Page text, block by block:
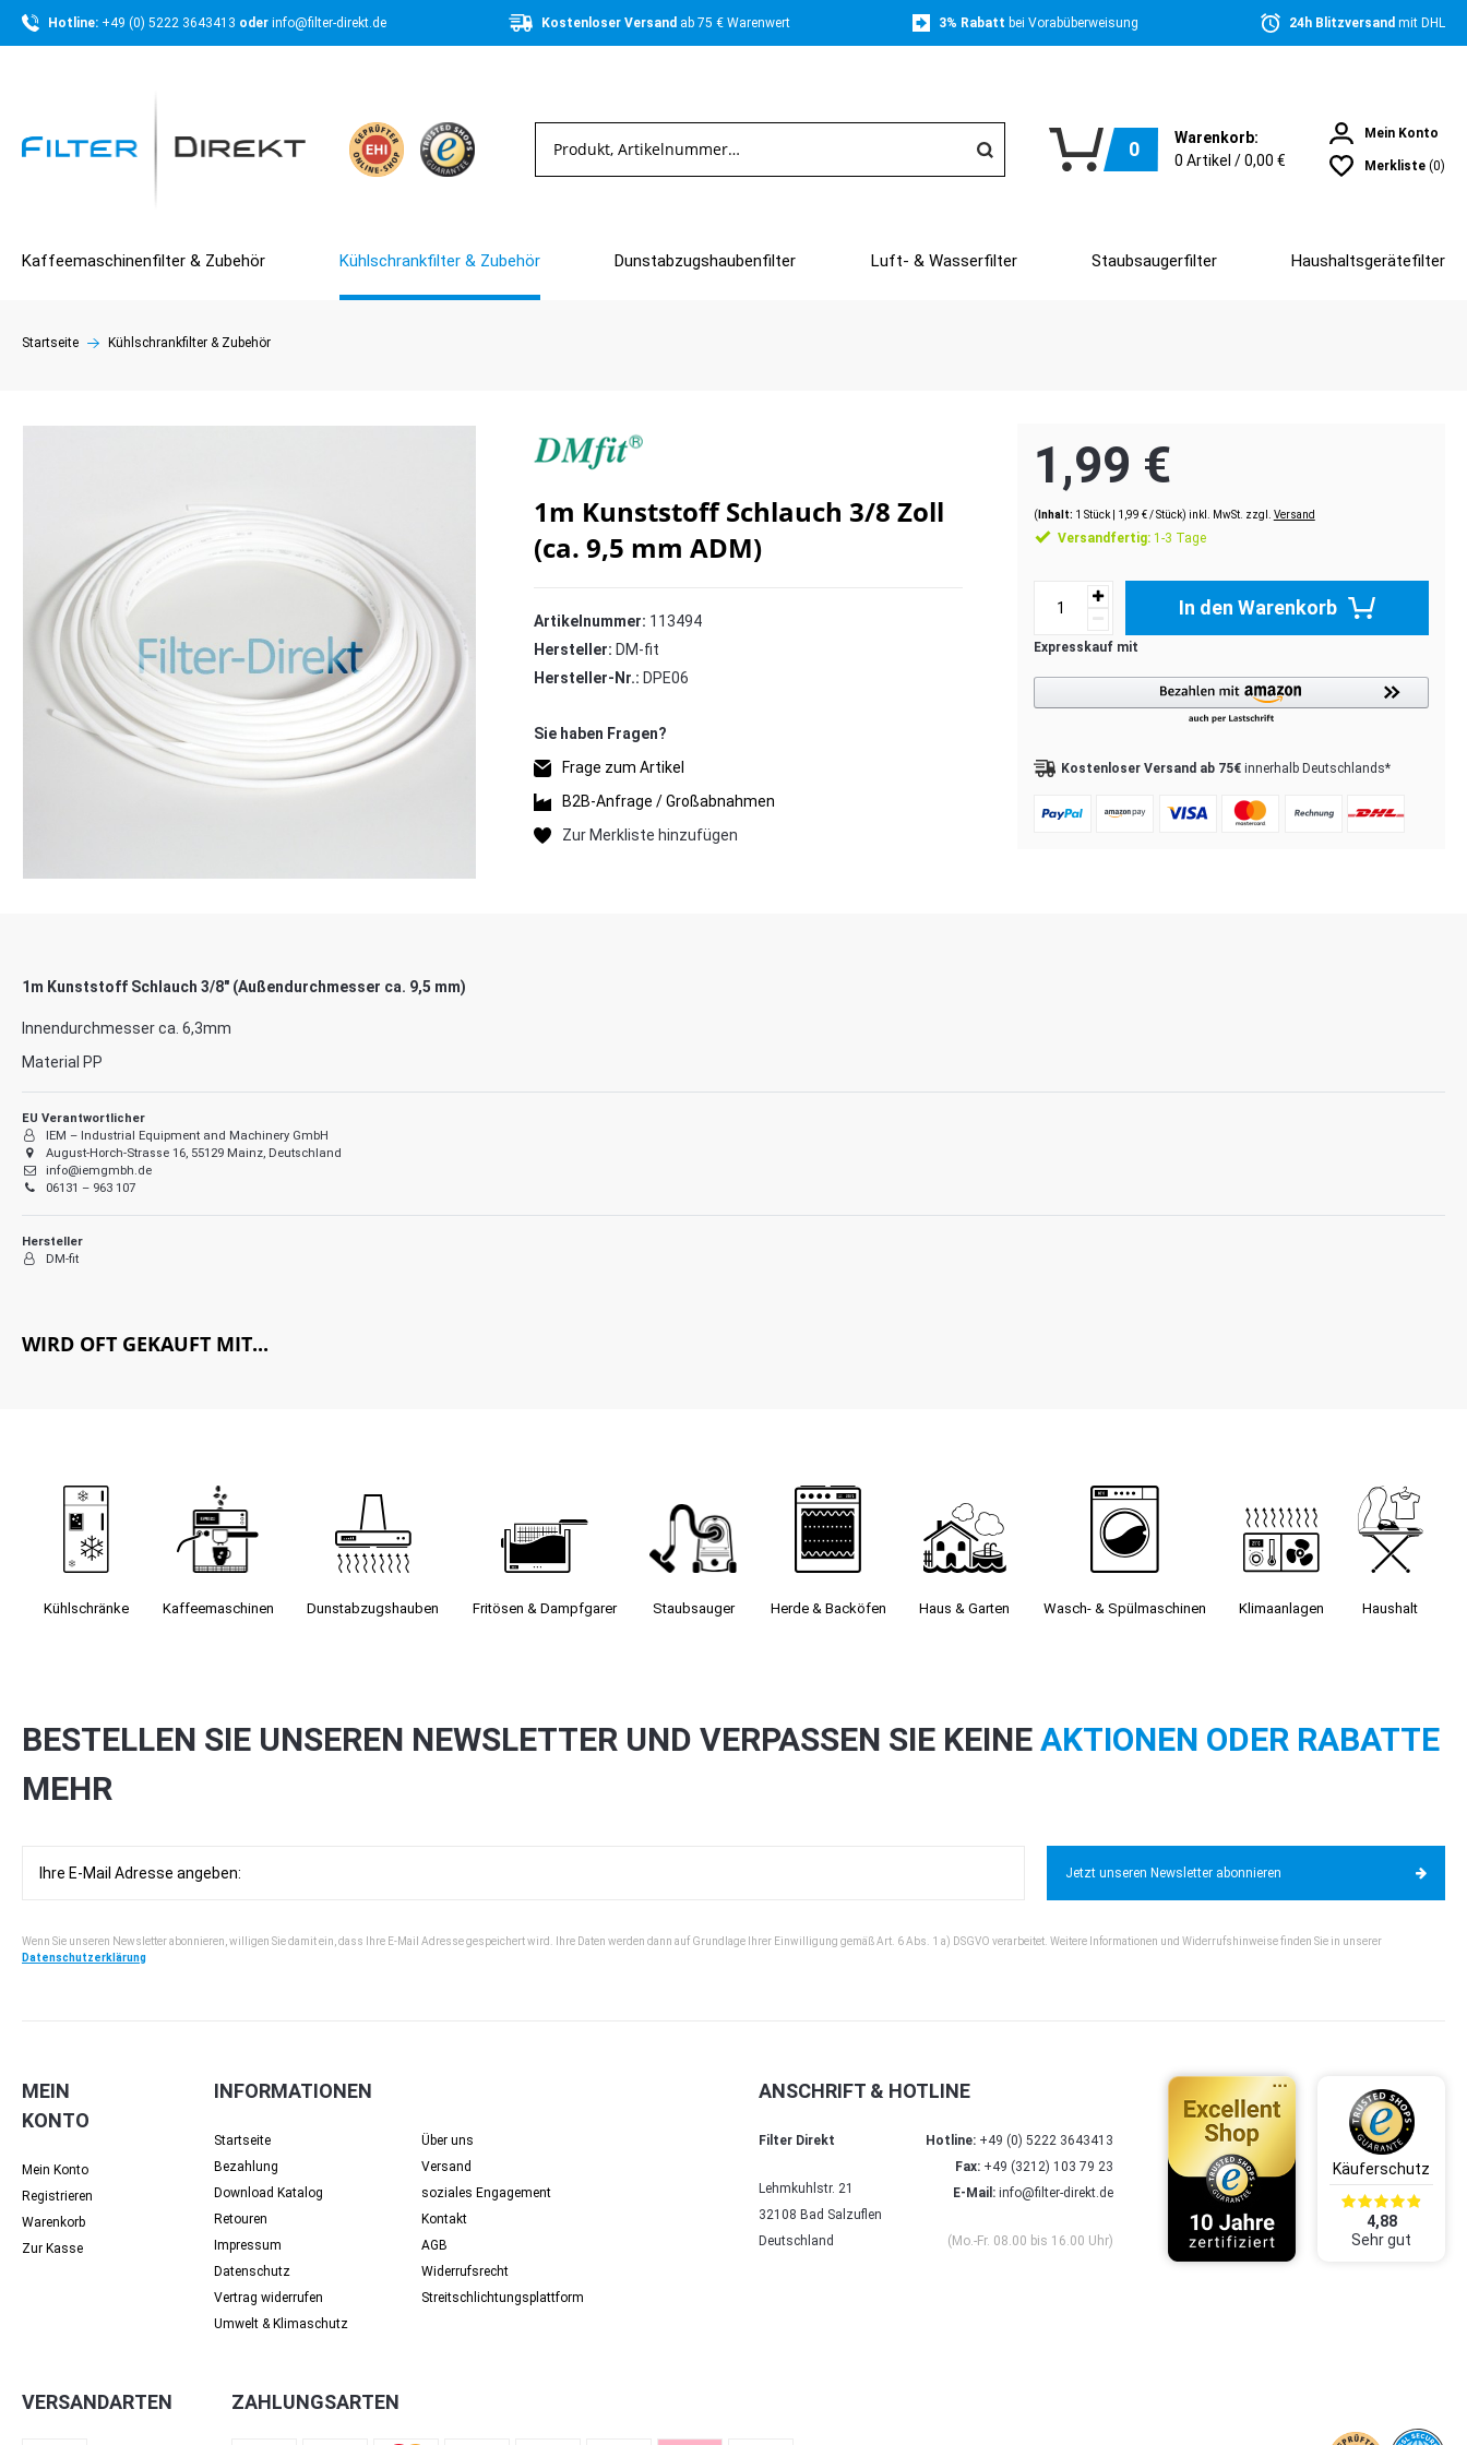
Hotline: +49 (0) 5222 3643413 oder info@filter-direkt.de Kostenloser Versand ab 75 € Warenwert 3% Rabatt bei Vorabüberweisung 24h Blitzversand mit DHL
0
Warenkorb:
0 Artikel /0,00 €
Mein Konto
Merkliste (0)
Kaffeemaschinenfilter & Zubehör Kühlschrankfilter & Zubehör Dunstabzugshaubenfilter Luft- & Wasserfilter Staubsaugerfilter Haushaltsgerätefilter
Startseite Kühlschrankfilter & Zubehör
1m Kunststoff Schlauch 3/8 Zoll
(ca. 9,5 mm ADM)
Artikelnummer: 113494
Hersteller: DM-fit
Hersteller-Nr.: DPE06
Frage zum Artikel
B2B-Anfrage / Großabnahmen
1,99 €
( Inhalt: 1 Stück| 1,99 € / Stück) inkl. MwSt. zzgl. Versand
Versandfertig:1-3 Tage
In den Warenkorb
Kostenloser Versand ab 75€innerhalb Deutschlands*
1m Kunststoff Schlauch 3/8" (Außendurchmesser ca. 9,5 mm)
Innendurchmesser ca. 6,3mm
Material PP
EU Verantwortlicher
IEM – Industrial Equipment and Machinery GmbH
August-Horch-Strasse 16, 55129 Mainz, Deutschland
info@iemgmbh.de
06131 – 963 107
Hersteller
DM-fit
WIRD OFT GEKAUFT MIT...
Kühlschränke Kaffee­maschinen Dunst­abzugs­hauben Fritösen & Dampfgarer Staubsauger­ Herde & Backöfen Haus & Garten Wasch- & Spülmaschinen Klimaanlagen Haushalt
BESTELLEN SIE UNSEREN NEWSLETTER UND VERPASSEN SIE KEINE AKTIONEN ODER RABATTE
MEHR
Jetzt unseren Newsletter abonnieren
Wenn Sie unseren Newsletter abonnieren, willigen Sie damit ein, dass Ihre E-Mail Adresse gespeichert wird. Ihre Daten werden dann auf Grundlage Ihrer Einwilligung gemäß Art. 6 Abs. 1 a) DSGVO verarbeitet. Weitere Informationen und Widerrufshinweise finden Sie in unserer
Datenschutzerklärung
MEIN
KONTO
Mein Konto
Registrieren
Warenkorb
Zur Kasse
INFORMATIONEN
Startseite
Über uns
Bezahlung
Versand
Download Katalog
soziales Engagement
Retouren
Kontakt
Impressum
AGB
Datenschutz
Widerrufsrecht
Vertrag widerrufen
Streit­schlichtungs­platt­form
Umwelt & Klimaschutz
ANSCHRIFT & HOTLINE
Filter Direkt
Lehmkuhlstr. 21
32108 Bad Salzuflen
Deutschland
Hotline: +49 (0) 5222 3643413
Fax: +49 (3212) 103 79 23
E-Mail: info@filter-direkt.de
(Mo.-Fr. 08.00 bis 16.00 Uhr)
4,88
Sehr gut
VERSANDARTEN ZAHLUNGSARTEN